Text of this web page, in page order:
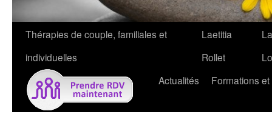
Thérapies de couple, familiales et
individuelles
Laetitia
Rollet
Actualités
Formations